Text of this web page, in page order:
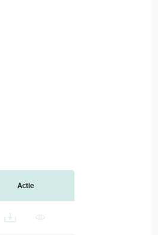
Actie